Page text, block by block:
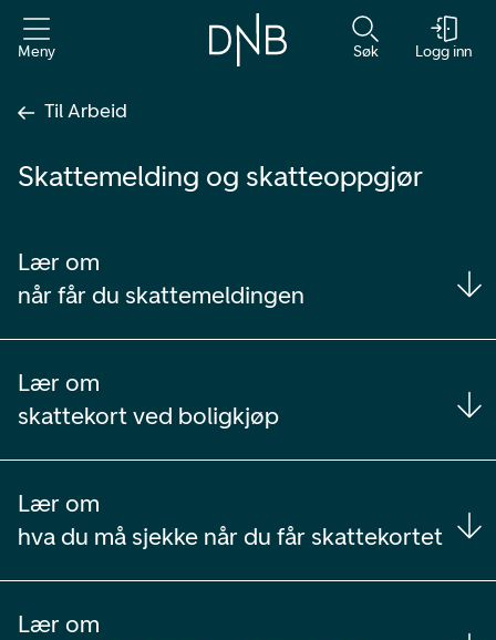
Meny Søk Logg inn
Til Arbeid
Skattemelding og skatteoppgjør
Lær om
når får du skattemeldingen
Lær om
skattekort ved boligkjøp
Lær om
hva du må sjekke når du får skattekortet
Lær om